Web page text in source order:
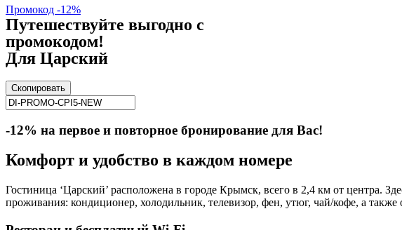
Промокод -12%
Путешествуйте выгодно с
промокодом!
Для Царский
Скопировать
-12% на первое и повторное бронирование для Вас!
Комфорт и удобство в каждом номере
Гостиница ‘Царский’ расположена в городе Крымск, всего в 2,4 км от центра.
проживания: кондиционер, холодильник, телевизор, фен, утюг, чай/кофе, а